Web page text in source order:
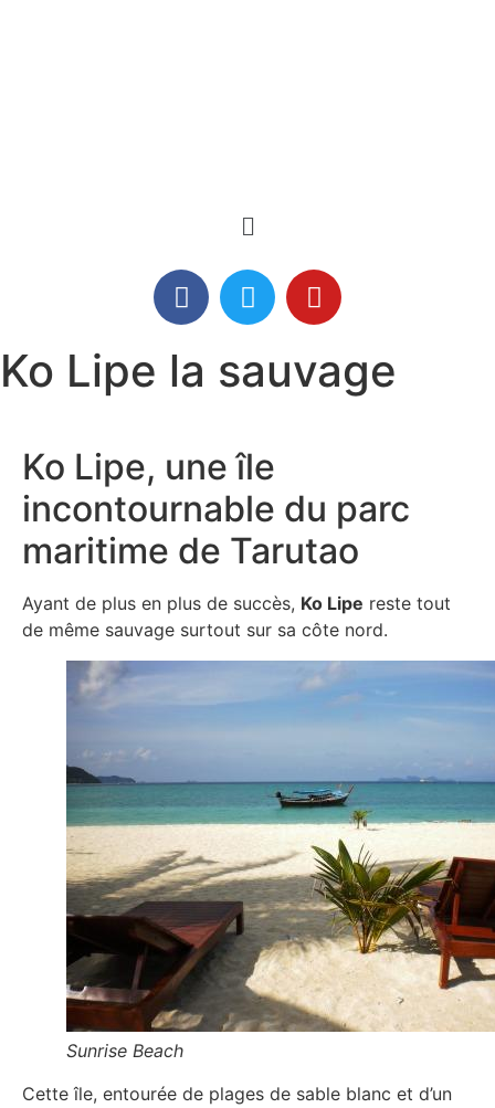
Ko Lipe la sauvage
Ko Lipe, une île
incontournable du parc
maritime de Tarutao
Ayant de plus en plus de succès, Ko Lipe reste tout
de même sauvage surtout sur sa côte nord.
Sunrise Beach
Cette île, entourée de plages de sable blanc et d’un